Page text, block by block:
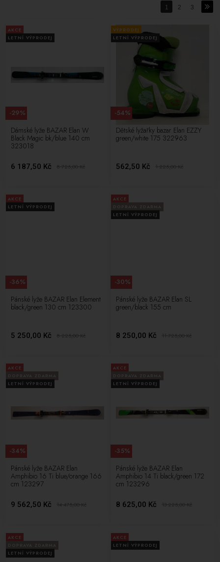
1 2 3
AKCE
LETNÍ VÝPRODEJ
Dámské lyže BAZAR Elan W
Black Magic bk/blue 140 cm
323018
6 187,50 Kč 8 725,00Kč
-29%
VÝPRODEJ
LETNÍ VÝPRODEJ
Dětské lyžařky bazar Elan EZZY
green/white 175 322963
562,50 Kč 1 225,00Kč
-54%
AKCE
LETNÍ VÝPRODEJ
Pánské lyže BAZAR Elan Element
black/green 130 cm 123300
5 250,00 Kč 8 225,00Kč
-36%
AKCE
LETNÍ VÝPRODEJ
Pánské lyže BAZAR Elan SL
green/black 155 cm
8 250,00 Kč 11 725,00Kč
-30%
AKCE
LETNÍ VÝPRODEJ
Pánské lyže BAZAR Elan
Amphibio 16 Ti blue/orange 166
cm 123297
9 562,50 Kč 14 475,00Kč
-34%
AKCE
LETNÍ VÝPRODEJ
Pánské lyže BAZAR Elan
Amphibio 14 Ti black/green 172
cm 123296
8 625,00 Kč 13 225,00Kč
-35%
AKCE
LETNÍ VÝPRODEJ
AKCE
LETNÍ VÝPRODEJ